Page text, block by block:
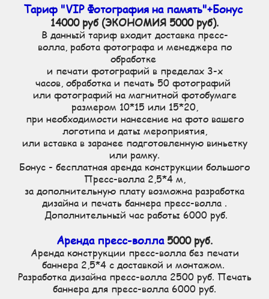
Тариф "VIP Фотография на память"+Бонус
14000 руб (ЭКОНОМИЯ 5000 руб).
В данный тариф входит доставка пресс-
волла, работа фотографа и менеджера по
обработке
и печати фотографий в пределах 3-х
часов, обработка и печать 50 фотографий
или фотографий на магнитной фотобумаге
размером 10*15 или 15*20,
при необходимости нанесение на фото вашего
логотипа и даты мероприятия,
или вставка в заранее подготовленную виньетку
или рамку.
Бонус - бесплатная аренда конструкции большого
Пресс-волла 2,5*4 м,
за дополнительную плату возможна разработка
дизайна и печать баннера пресс-волла .
Дополнительный час работы 6000 руб.
Аренда пресс-волла5000 руб.
Аренда конструкции пресс-волла без печати
баннера 2,5*4 с доставкой и монтажом.
Разработка дизайна пресс-волла 2500 руб. Печать
баннера для пресс-волла 6000 руб.